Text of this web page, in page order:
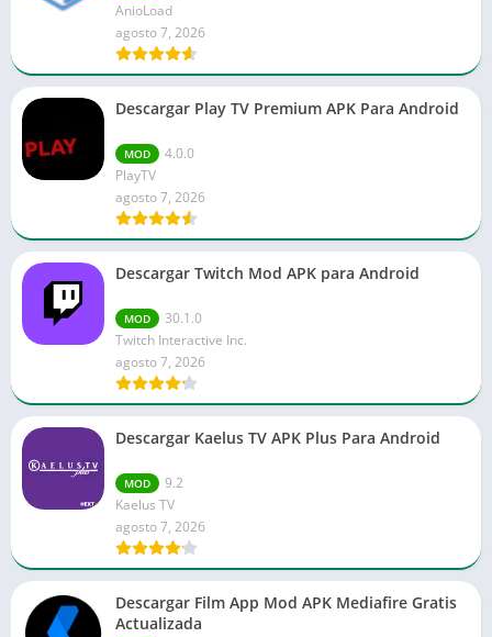
AnioLoad
agosto 7, 2026
Descargar Play TV Premium APK Para Android
MOD
4.0.0
PlayTV
agosto 7, 2026
Descargar Twitch Mod APK para Android
MOD
30.1.0
Twitch Interactive Inc.
agosto 7, 2026
Descargar Kaelus TV APK Plus Para Android
MOD
9.2
Kaelus TV
agosto 7, 2026
Descargar Film App Mod APK Mediafire Gratis
Actualizada